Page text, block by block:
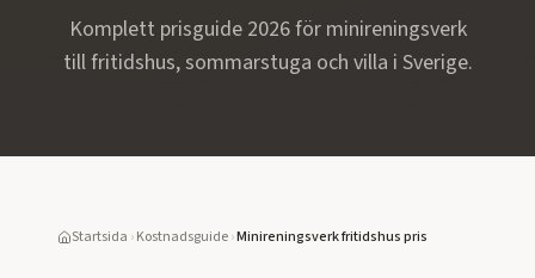
Komplett prisguide 2026 för minireningsverk
till fritidshus, sommarstuga och villa i Sverige.
Startsida ›Kostnadsguide›Minireningsverk fritidshus pris